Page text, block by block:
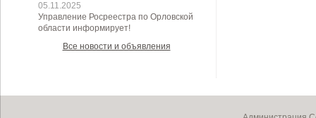
05.11.2025
Управление Росреестра по Орловской
области информирует!
Все новости и объявления